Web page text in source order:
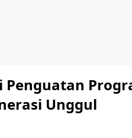
Penguatan
Unggul